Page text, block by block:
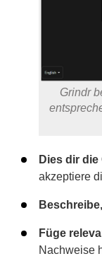
Grindr
Dies dir
akzeptiere
Füge
Nachweise